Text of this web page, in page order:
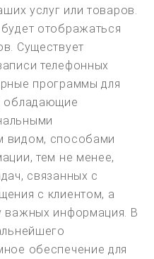
услуг или товаров.
отображаться
Существует
телефонных
программы для
обладающие
видом, способами
тем не менее,
связанных с
с клиентом, а
важных информация. В
обеспечение для